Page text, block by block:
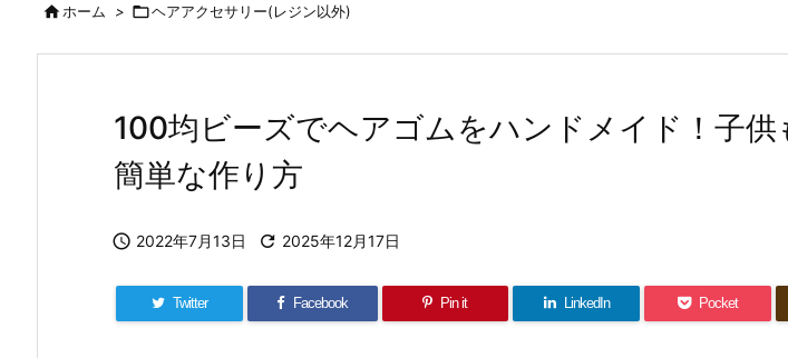
ホーム > ヘアアクセサリー(レジン以外)
100均ビーズでヘアゴムをハンドメイド！子供
簡単な作り方
 2022年7月13日  2025年12月17日
Twitter Facebook Pin it LinkedIn Pocket